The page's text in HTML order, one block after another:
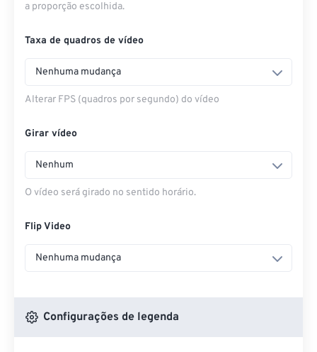
a proporção escolhida.
Taxa de quadros de vídeo
Nenhuma mudança
Alterar FPS (quadros por segundo) do vídeo
Girar vídeo
Nenhum
O vídeo será girado no sentido horário.
Flip Video
Nenhuma mudança
Configurações de legenda